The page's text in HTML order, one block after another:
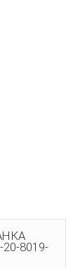
8019-